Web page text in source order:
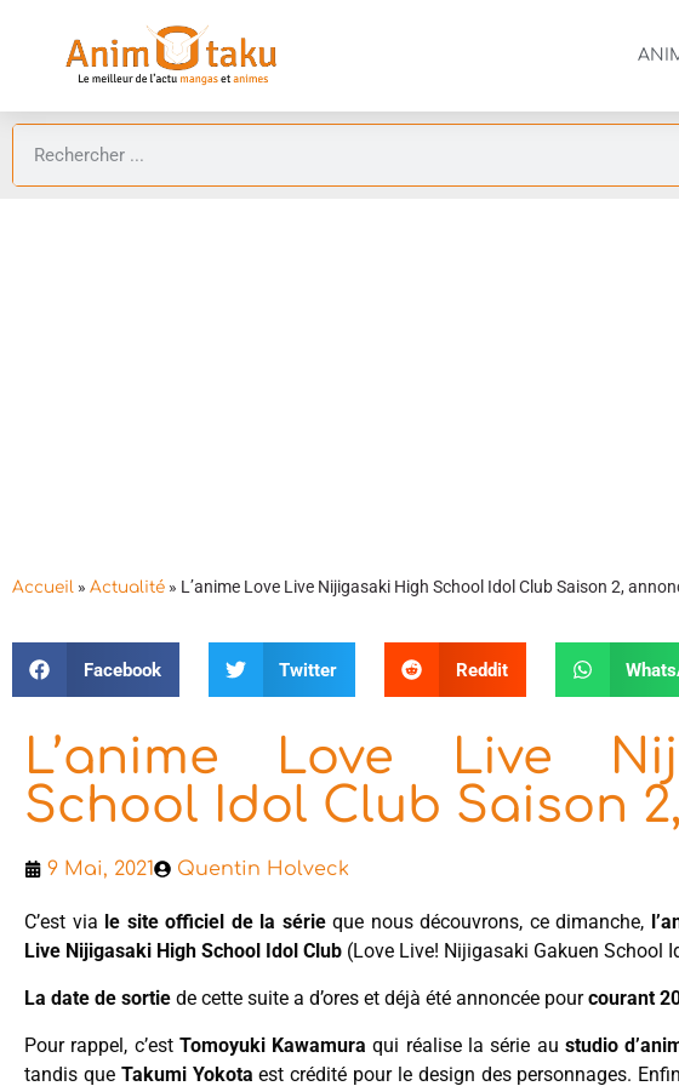
Accueil » Actualité » L’anime Love Live Nijigasaki High School Idol Club Saison 2,
Facebook Twitter Reddit
L’anime Love Live
School Idol Club Saison
9 Mai, 2021 Quentin Holveck
C’est via le site officiel de la sérieque nous découvrons, ce dimanche,
Live Nijigasaki High School Idol Club (Love Live! Nijigasaki Gakuen School
La date de sortie de cette suite a d’ores et déjà été annoncée pourcourant
Pour rappel, c’est Tomoyuki Kawamura qui réalise la série au studio
tandis que Takumi Yokota est crédité pour le design des personnages.